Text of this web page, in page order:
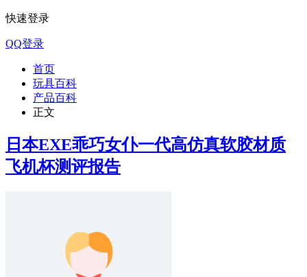
快速登录
QQ登录
首页
玩具百科
产品百科
正文
日本EXE乖巧女仆一代高仿真软胶材质
飞机杯测评报告